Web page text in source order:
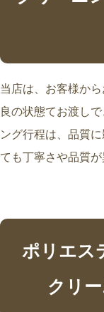
当店は、お客様か
良の状態てお渡し
ング行程は、品質
ても丁寧さや品質
ポリエ
クリ